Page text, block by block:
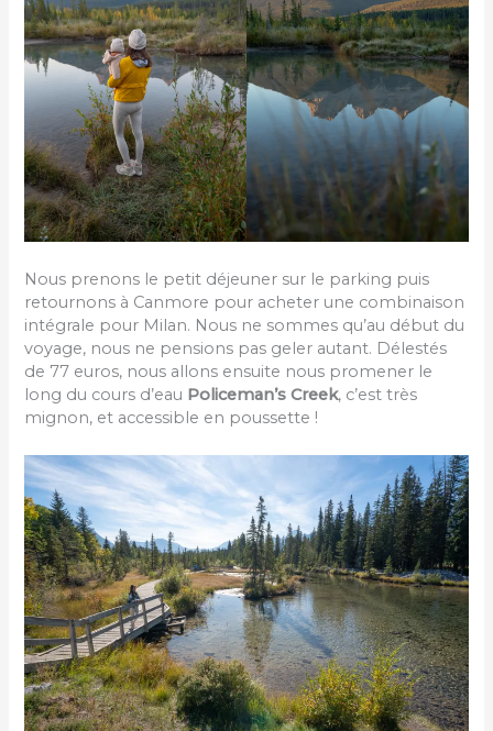
Nous prenons le petit déjeuner sur le parking puis
retournons à Canmore pour acheter une combinaison
intégrale pour Milan. Nous ne sommes qu’au début du
voyage, nous ne pensions pas geler autant. Délestés
de 77 euros, nous allons ensuite nous promener le
long du cours d’eau Policeman’s Creek, c’est très
mignon, et accessible en poussette !